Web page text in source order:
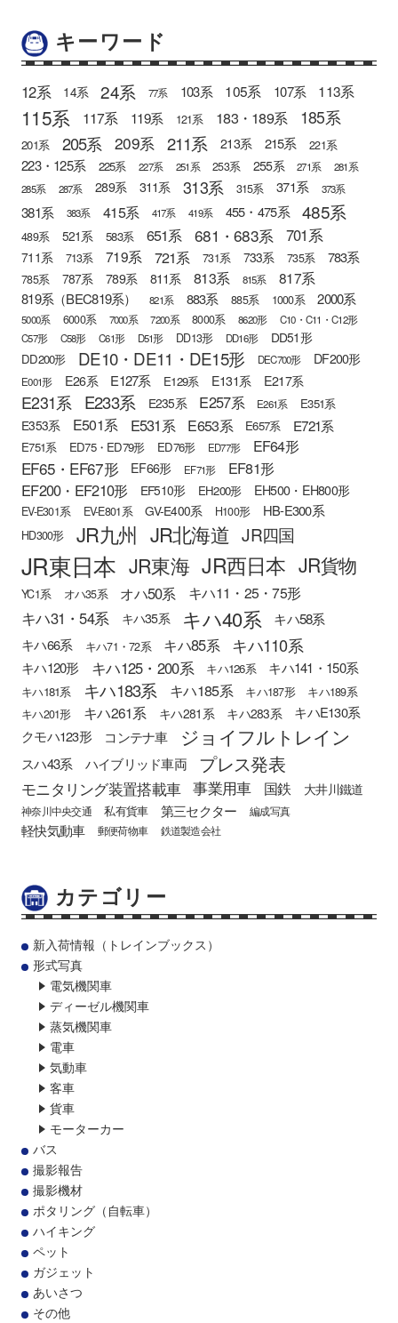
キーワード
12系 14系 24系 77系 103系 105系 107系 113系
115系 117系 119系 121系 183・189系 185系
201系 205系 209系 211系 213系 215系 221系
223・125系 225系 227系 251系 253系 255系 271系
281系
285系
287系 289系 311系 313系 315系 371系 373系
381系 383系 415系 417系 419系 455・475系 485系
489系 521系 583系 651系 681・683系 701系
711系 713系 719系 721系 731系 733系 735系 783系
785系 787系 789系 811系 813系 815系 817系
819系（BEC819系） 821系 883系 885系 1000系 2000系
5000系 6000系 7000系 7200系 8000系 8620形
C10・C11・C12形
C57形
C58形 C61形 D51形 DD13形 DD16形 DD51形
DD200形 DE10・DE11・DE15形 DEC700形 DF200形
E001形 E26系 E127系 E129系 E131系 E217系
E231系 E233系 E235系 E257系 E261系 E351系
E353系 E501系 E531系 E653系 E657系 E721系
E751系 ED75・ED79形 ED76形 ED77形 EF64形
EF65・EF67形 EF66形 EF71形
EF81形
EF200・EF210形
EF510形 EH200形 EH500・EH800形
EV-E301系 EV-E801系 GV-E400系 H100形 HB-E300系
HD300形 JR九州 JR北海道 JR四国
JR東日本 JR東海 JR西日本 JR貨物
YC1系 オハ35系 オハ50系 キハ11・25・75形
キハ31・54系 キハ35系 キハ40系 キハ58系
キハ66系 キハ71・72系 キハ85系 キハ110系
キハ120形 キハ125・200系 キハ126系 キハ141・150系
キハ181系 キハ183系 キハ185系 キハ187形
キハ189系
キハ201形
キハ261系 キハ281系 キハ283系
キハE130系
クモハ123形
コンテナ車 ジョイフルトレイン
スハ43系 ハイブリッド車両 プレス発表
モニタリング装置搭載車 事業用車 国鉄 大井川鐵道
神奈川中央交通 私有貨車 第三セクター 編成写真
軽快気動車 郵便荷物車 鉄道製造会社
カテゴリー
新入荷情報（トレインブックス）
形式写真
電気機関車
ディーゼル機関車
蒸気機関車
電車
気動車
客車
貨車
モーターカー
バス
撮影報告
撮影機材
ポタリング（自転車）
ハイキング
ペット
ガジェット
あいさつ
その他